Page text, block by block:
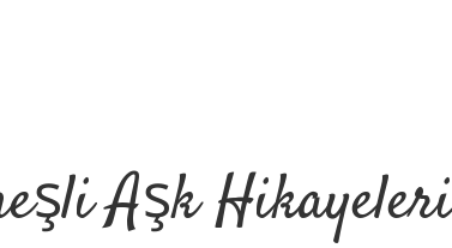
Aşk Hikayeleri